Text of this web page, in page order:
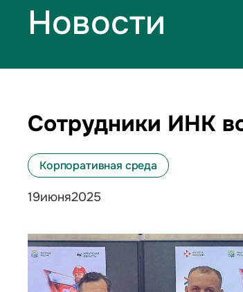
Новости
Сотрудники ИНК
Корпоративная среда
19июня2025